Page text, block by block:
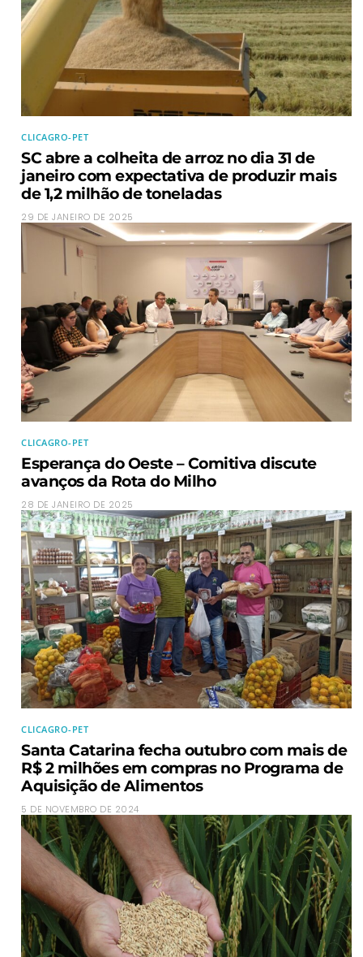
CLICAGRO-PET
SC abre a colheita de arroz no dia 31 de
janeiro com expectativa de produzir mais
de 1,2 milhão de toneladas
29 DE JANEIRO DE 2025
CLICAGRO-PET
Esperança do Oeste – Comitiva discute
avanços da Rota do Milho
28 DE JANEIRO DE 2025
CLICAGRO-PET
Santa Catarina fecha outubro com mais de
R$ 2 milhões em compras no Programa de
Aquisição de Alimentos
5 DE NOVEMBRO DE 2024